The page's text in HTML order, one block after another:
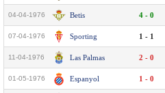
04-04-1976 Betis 4 - 0
07-04-1976 Sporting 1 - 1
11-04-1976 Las Palmas 2 - 0
01-05-1976 Espanyol 1 - 0